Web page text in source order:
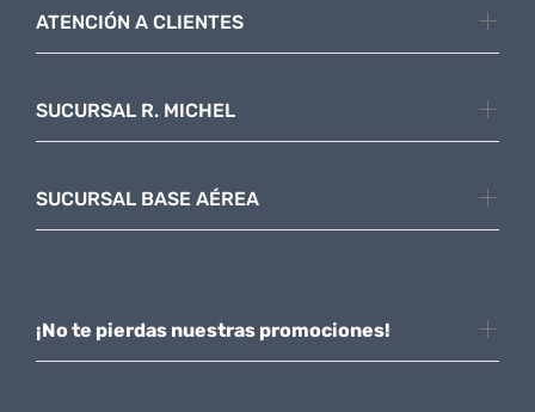
¡No te pierdas nuestras promociones!
ATENCIÓN A CLIENTES
SUCURSAL R. MICHEL
SUCURSAL BASE AÉREA